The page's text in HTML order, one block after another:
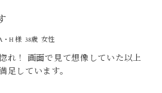
・H 様 38歳 女性
れ！ 画面で見て想像していた以上
足しています。